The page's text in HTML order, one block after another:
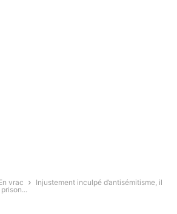
vrac
Injustement inculpé d’antisémitisme, il